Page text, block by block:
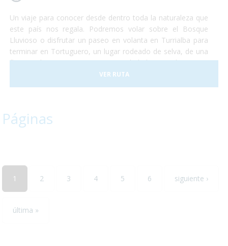
Un viaje para conocer desde dentro toda la naturaleza que
este país nos regala. Podremos volar sobre el Bosque
Lluvioso o disfrutar un paseo en volanta en Turrialba para
terminar en Tortuguero, un lugar rodeado de selva, de una
flora exuberante y una gran cantidad de animales como
monos, perezosos, tapires, entre otros. Terminaremos
nuestro viaje disfrutando del clima de las playas de caribe
VER RUTA
Páginas
1 2 3 4 5 6 siguiente ›
última »